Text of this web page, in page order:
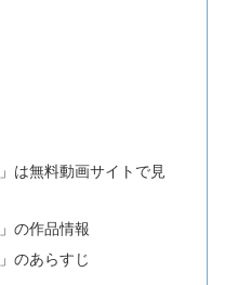
は無料動画サイトで見
の作品情報
のあらすじ